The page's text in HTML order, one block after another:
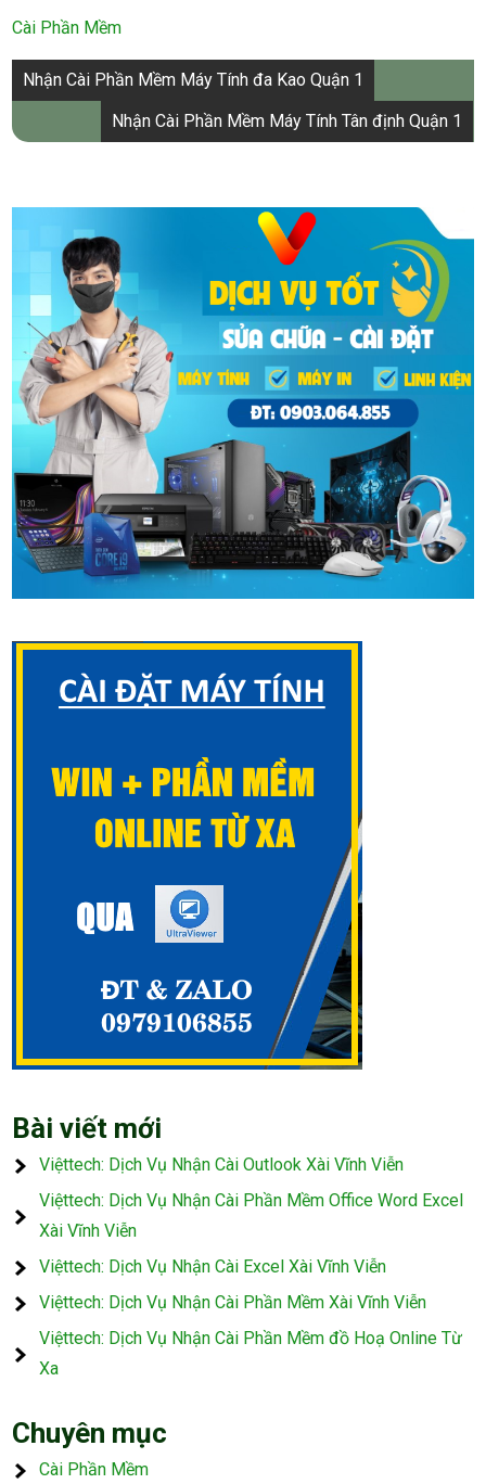
Cài Phần Mềm
Điều
hướng
bài
Nhận Cài Phần Mềm Máy Tính đa Kao Quận 1
Nhận Cài Phần Mềm Máy Tính Tân định Quận 1
Bài viết mới
Việttech: Dịch Vụ Nhận Cài Outlook Xài Vĩnh Viễn
Việttech: Dịch Vụ Nhận Cài Phần Mềm Office Word Excel
Xài Vĩnh Viễn
Việttech: Dịch Vụ Nhận Cài Excel Xài Vĩnh Viễn
Việttech: Dịch Vụ Nhận Cài Phần Mềm Xài Vĩnh Viễn
Việttech: Dịch Vụ Nhận Cài Phần Mềm đồ Hoạ Online Từ
Xa
Chuyên mục
Cài Phần Mềm